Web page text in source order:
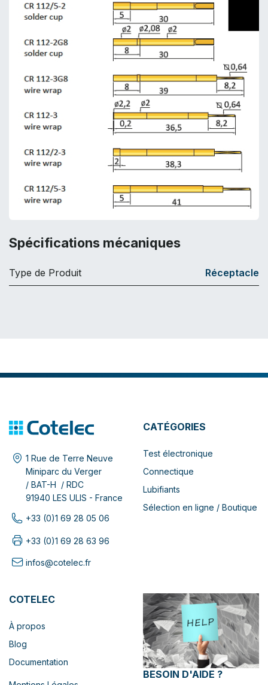
Spécifications mécaniques
Type de Produit Réceptacle
1 Rue de Terre Neuve
Miniparc du Verger
/ BAT-H / RDC
91940 LES ULIS - France
+33 (0)1 69 28 05 06
+33 (0)1 69 28 63 96
infos@cotelec.fr
CATÉGORIES
Test électronique
Connectique
Lubifiants
Sélection en ligne / Boutique
COTELEC
À propos
Blog
Documentation
BESOIN D'AIDE ?